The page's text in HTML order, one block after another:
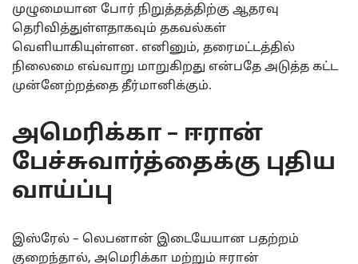
முழுமையான போர் நிறுத்தத்திற்கு ஆதரவு
தெரிவித்துள்ளதாகவும் தகவல்கள்
வெளியாகியுள்ளன. எனினும், தரைமட்டத்தில்
நிலைமை எவ்வாறு மாறுகிறது என்பதே அடுத்த கட்ட
முன்னேற்றத்தை தீர்மானிக்கும்.
அமெரிக்கா – ஈரான்
பேச்சுவார்த்தைக்கு புதிய
வாய்ப்பு
இஸ்ரேல் – லெபனான் இடையேயான பதற்றம்
குறைந்தால், அமெரிக்கா மற்றும் ஈரான்